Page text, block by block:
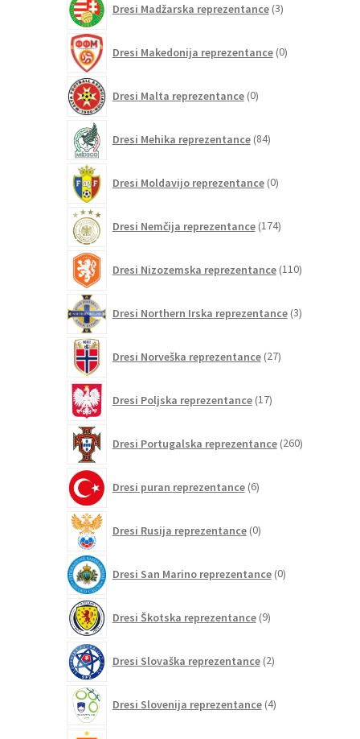
Dresi Madžarska reprezentance 3izdelki
Dresi Makedonija reprezentance 0izdelkov
Dresi Malta reprezentance 0izdelkov
Dresi Mehika reprezentance 84izdelkov
Dresi Moldavijo reprezentance 0izdelkov
Dresi Nemčija reprezentance 174izdelkov
Dresi Nizozemska reprezentance 110izdelkov
Dresi Northern Irska reprezentance 3izdelki
Dresi Norveška reprezentance 27izdelkov
Dresi Poljska reprezentance 17izdelkov
Dresi Portugalska reprezentance 260izdelkov
Dresi puran reprezentance 6izdelkov
Dresi Rusija reprezentance 0izdelkov
Dresi San Marino reprezentance 0izdelkov
Dresi Škotska reprezentance 9izdelkov
Dresi Slovaška reprezentance 2izdelka
Dresi Slovenija reprezentance 4izdelki